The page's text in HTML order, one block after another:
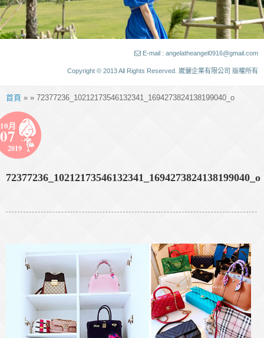
E-mail : angelatheangel0916@gmail.com
Copyright © 2013 All Rights Reserved. 崴儷企業有限公司 版權所有
首頁 » » 72377236_10212173546132341_1694273824138199040_o
10月
07
2019
72377236_10212173546132341_1694273824138199040_o